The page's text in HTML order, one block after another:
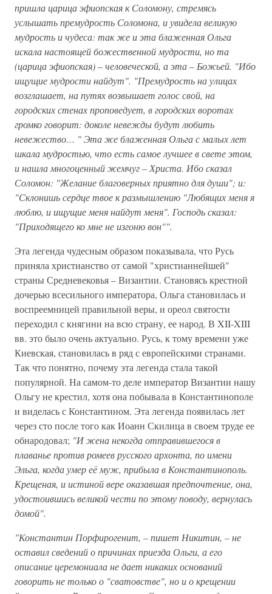
пришла царица эфиопская к Соломону, стремясь
услышать премудрость Соломона, и увидела великую
мудрость и чудеса: так же и эта блаженная Ольга
искала настоящей божественной мудрости, но та
(царица эфиопская) – человеческой, а эта – Божьей. "Ибо
ищущие мудрости найдут". "Премудрость на улицах
возглашает, на путях возвышает голос свой, на
городских стенах проповедует, в городских воротах
громко говорит: доколе невежды будут любить
невежество… " Эта же блаженная Ольга с малых лет
шкала мудростью, что есть самое лучшее в свете этом,
и нашла многоценный жемчуг – Христа. Ибо сказал
Соломон: "Желание благоверных приятно для души"; и:
"Склонишь сердце твое к размышлению "Любящих меня я
люблю, и ищущие меня найдут меня". Господь сказал:
"Приходящего ко мне не изгоню вон"".
Эта легенда чудесным образом показывала, что Русь
приняла христианство от самой "христианнейшей"
страны Средневековья – Византии. Становясь крестной
дочерью всесильного императора, Ольга становилась и
воспреемницей правильной веры, и ореол святости
переходил с княгини на всю страну, ее народ. В XII-XIII
вв. это было очень актуально. Русь, к тому времени уже
Киевская, становилась в ряд с европейскими странами.
Так что понятно, почему эта легенда стала такой
популярной. На самом-то деле император Византии нашу
Ольгу не крестил, хотя она побывала в Константинополе
и виделась с Константином. Эта легенда появилась лет
через сто после того как Иоанн Скилица в своем труде ее
обнародовал; "И жена некогда отправившегося в
плаванье против ромеев русского архонта, по имени
Эльга, когда умер её муж, прибыла в Константинополь.
Крещеная, и истиной вере оказавшая предпочтение, она,
удостоившись великой чести по этому поводу, вернулась
домой".
"Константин Порфирогенит, – пишет Никитин, – не
оставил сведений о причинах приезда Ольги, а его
описание церемониала не дает никаких оснований
говорить не только о "сватовстве", но и о крещении